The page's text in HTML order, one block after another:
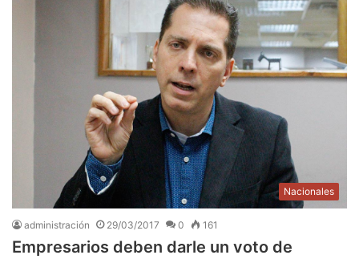
Nacionales
administración 29/03/2017 0 161
Empresarios deben darle un voto de